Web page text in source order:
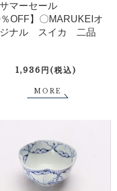
サマーセール
OFF】〇MARUKEIオ
ジナル スイカ 二品
1,936円(税込)
MORE